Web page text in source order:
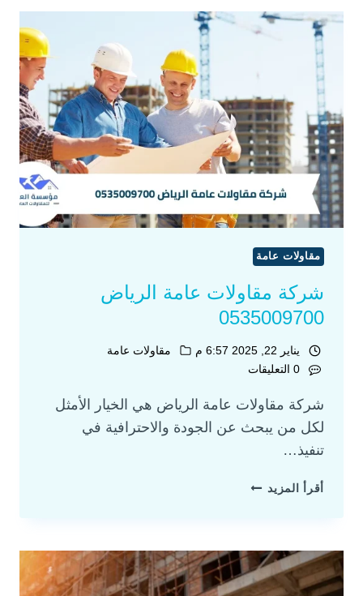
مقاولات عامة
شركة مقاولات عامة الرياض
0535009700
يناير 22, 2025 6:57 م
مقاولات عامة
0 التعليقات
شركة مقاولات عامة الرياض هي الخيار الأمثل
لكل من يبحث عن الجودة والاحترافية في
تنفيذ…
أقرأ المزيد